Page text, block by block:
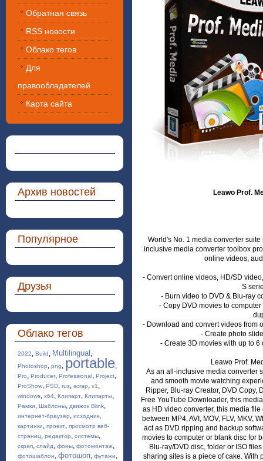
Обратная связь
RSS новости
Облако тегов
Для
правообладателей
Карта сайта
Архив новостей
Популярное
Друзья
Облако тегов
2022, Build, Multilingual ,
Photoshop, png, portable,
Pro, Producer, Professional, Project,
ProShow, PSD, rus, scrap, v1 ,
windows, x64, Клипарт, Клипарты,
Рамки, Шаблоны, движок Blink,
интернет-браузер, исходник,
картинки, проект, просмотр веб-
страниц, редактор, системы,
скрап, слайд, фоны, фотомонтаж,
фотошаблон, фотошоп, футажи,
Leawo Prof.
World's No. 1 media converter
inclusive media converter toolbox
online videos,
- Convert online videos, HD/SD
S
- Burn video to DVD & Blu-ray
- Copy DVD movies to
- Download and convert videos from
- Create photo
- Create 3D movies with up to
Leawo Prof.
As an all-inclusive media converter
and smooth movie watching
Ripper, Blu-ray Creator, DVD Copy,
Free YouTube Downloader, this
as HD video converter, this media
between MP4, AVI, MOV, FLV, MKV,
act as DVD ripping and backup
movies to computer or blank disc for
Blu-ray/DVD disc, folder or ISO
sharing sites is a piece of cake.